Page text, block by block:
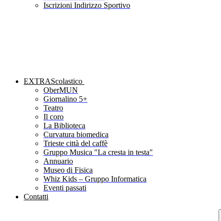
Iscrizioni Indirizzo Sportivo
EXTRAScolastico
OberMUN
Giornalino 5+
Teatro
Il coro
La Biblioteca
Curvatura biomedica
Trieste città del caffè
Gruppo Musica "La cresta in testa"
Annuario
Museo di Fisica
Whiz Kids – Gruppo Informatica
Eventi passati
Contatti